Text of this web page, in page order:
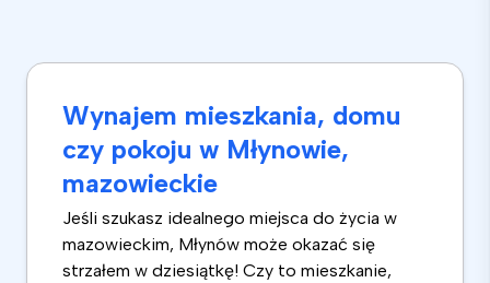
Wynajem mieszkania, domu
czy pokoju w Młynowie,
mazowieckie
Jeśli szukasz idealnego miejsca do życia w
mazowieckim, Młynów może okazać się
strzałem w dziesiątkę! Czy to mieszkanie,